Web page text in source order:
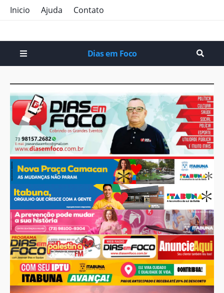
Inicio Ajuda Contato
Dias em Foco